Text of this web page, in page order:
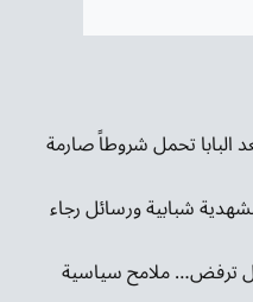
البابا تحمل شروطاً صارمة
شبابية ورسائل رجاء
ترفض… ملامح سياسية